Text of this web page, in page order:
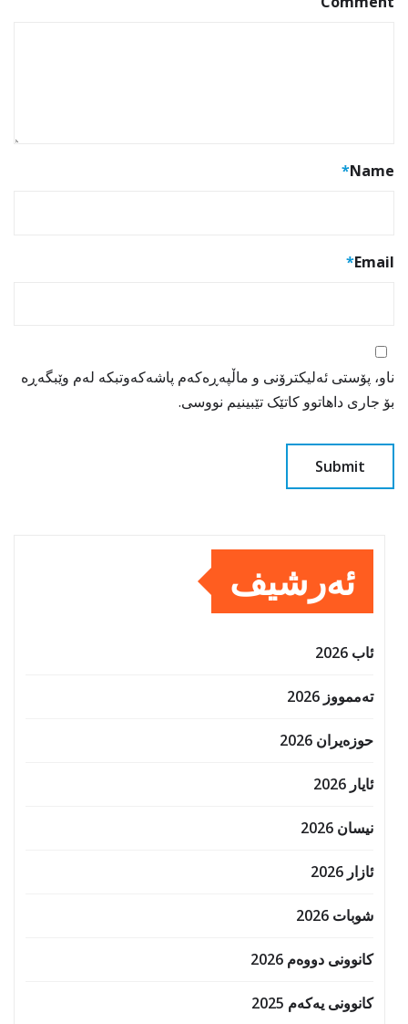
Name
*
Email
*
ناو، پۆستی ئەلیکترۆنی و ماڵپەڕەکەم پاشەکەوتبکە لەم وێبگەڕە
بۆ جاری داهاتوو کاتێک تێبینیم نووسی.
ئەرشیف
ئاب 2026
تەممووز 2026
حوزه‌یران 2026
ئایار 2026
نیسان 2026
ئازار 2026
شوبات 2026
کانوونی دووەم 2026
کانوونی یەکەم 2025